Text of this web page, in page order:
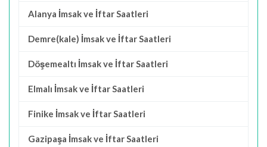
Alanya İmsak ve İftar Saatleri
Demre(kale) İmsak ve İftar Saatleri
Döşemealtı İmsak ve İftar Saatleri
Elmalı İmsak ve İftar Saatleri
Finike İmsak ve İftar Saatleri
Gazipaşa İmsak ve İftar Saatleri